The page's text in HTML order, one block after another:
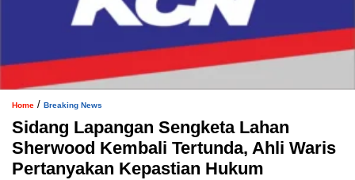
Home / Breaking News
Sidang Lapangan Sengketa Lahan
Sherwood Kembali Tertunda, Ahli Waris
Pertanyakan Kepastian Hukum